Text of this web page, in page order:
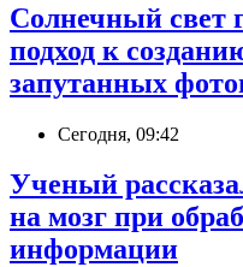
Солнечный свет
подход к
запутанных
Сегодня, 09:42
Ученый
на мозг при
информации